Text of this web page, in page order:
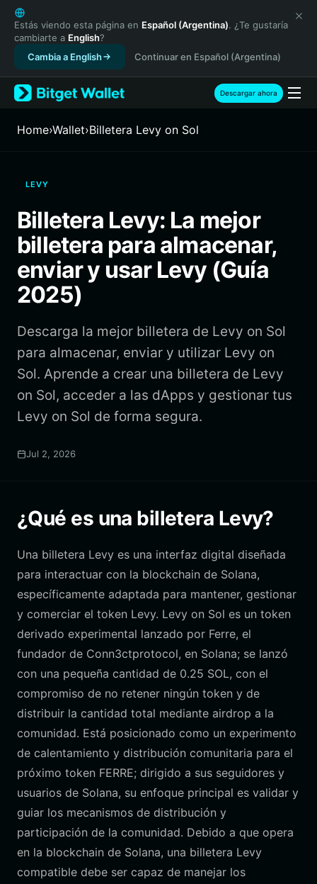
English
日本語
Tiếng Việt
Русский
Español (Latinoamérica)
Türkçe
Français
繁體中文
Bahasa Indonesia
ภาษาไทย
Español
Português (Brasil)
Estás viendo esta página en Español (Argentina). ¿Te gustaría
cambiarte a English?
Cambia a English
Continuar en Español (Argentina)
Descargar ahora
Home›Wallet›Billetera Levy on Sol
LEVY
Billetera Levy: La mejor
billetera para almacenar,
enviar y usar Levy (Guía
2025)
Descarga la mejor billetera de Levy on Sol
para almacenar, enviar y utilizar Levy on
Sol. Aprende a crear una billetera de Levy
on Sol, acceder a las dApps y gestionar tus
Levy on Sol de forma segura.
Jul 2, 2026
¿Qué es una billetera Levy?
Una billetera Levy es una interfaz digital diseñada
para interactuar con la blockchain de Solana,
específicamente adaptada para mantener, gestionar
y comerciar el token Levy. Levy on Sol es un token
derivado experimental lanzado por Ferre, el
fundador de Conn3ctprotocol, en Solana; se lanzó
con una pequeña cantidad de 0.25 SOL, con el
compromiso de no retener ningún token y de
distribuir la cantidad total mediante airdrop a la
comunidad. Está posicionado como un experimento
de calentamiento y distribución comunitaria para el
próximo token FERRE; dirigido a sus seguidores y
usuarios de Solana, su enfoque principal es validar y
guiar los mecanismos de distribución y
participación de la comunidad. Debido a que opera
en la blockchain de Solana, una billetera Levy
compatible debe ser capaz de manejar los